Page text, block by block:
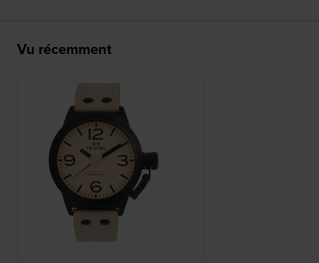
Vu récemment